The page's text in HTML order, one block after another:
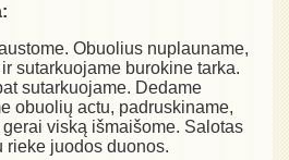
Obuolius nuplauname,
sutarkuojame burokine tarka.
sutarkuojame. Dedame
obuolių actu, padruskiname,
viską išmaišome. Salotas
rieke juodos duonos.